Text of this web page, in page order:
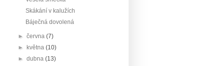
Skákání v kalužích
Báječná dovolená
►června(7)
►
května(10)
►dubna(13)